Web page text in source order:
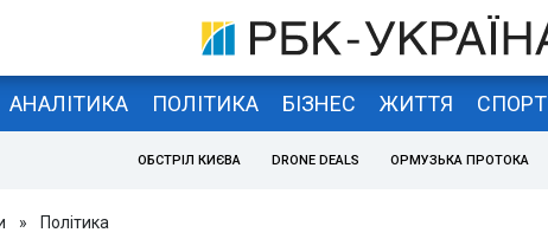
АНАЛІТИКА ПОЛІТИКА БІЗНЕС ЖИТТЯ СПОРТ
ОБСТРІЛ КИЄВА DRONE DEALS ОРМУЗЬКА ПРОТОКА
» Політика